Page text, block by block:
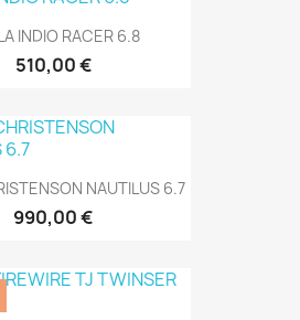
INDIO RACER 6.8
510,00 €
NAUTILUS 6.7
990,00 €